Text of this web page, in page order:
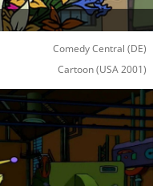
Comedy Central (DE)
Cartoon(USA 2001)